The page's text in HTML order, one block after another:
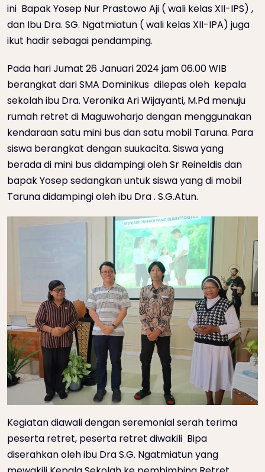
ini Bapak Yosep Nur Prastowo Aji ( wali kelas XII-IPS) ,
dan Ibu Dra. SG. Ngatmiatun ( wali kelas XII-IPA) juga
ikut hadir sebagai pendamping.
Pada hari Jumat 26 Januari 2024 jam 06.00 WIB
berangkat dari SMA Dominikus dilepas oleh kepala
sekolah ibu Dra. Veronika Ari Wijayanti, M.Pd menuju
rumah retret di Maguwoharjo dengan menggunakan
kendaraan satu mini bus dan satu mobil Taruna. Para
siswa berangkat dengan suukacita. Siswa yang
berada di mini bus didampingi oleh Sr Reineldis dan
bapak Yosep sedangkan untuk siswa yang di mobil
Taruna didampingi oleh ibu Dra . S.G.Atun.
Kegiatan diawali dengan seremonial serah terima
peserta retret, peserta retret diwakili Bipa
diserahkan oleh ibu Dra S.G. Ngatmiatun yang